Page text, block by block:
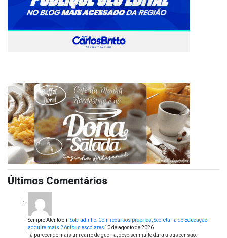
Últimos Comentários
Sempre Atentoem Sobradinho: Com recursos próprios, Secretaria de Educação
adquire mais 2 ônibus escolares10 de agosto de 2026
Tá parecendo mais um carro de guerra, deve ser muito dura a suspensão.